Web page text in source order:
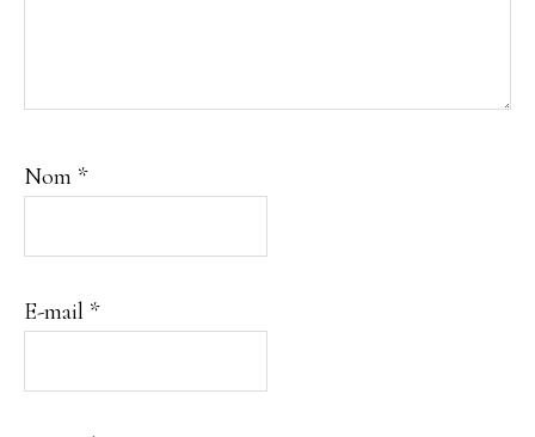
Nom *
E-mail *